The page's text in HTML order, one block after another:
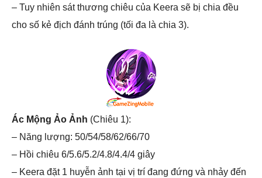
– Tuy nhiên sát thương chiêu của Keera sẽ bị chia đều
cho số kẻ địch đánh trúng (tối đa là chia 3).
Ác Mộng Ảo Ảnh (Chiêu 1):
– Năng lượng: 50/54/58/62/66/70
– Hồi chiêu 6/5.6/5.2/4.8/4.4/4 giây
– Keera đặt 1 huyễn ảnh tại vị trí đang đứng và nhảy đến